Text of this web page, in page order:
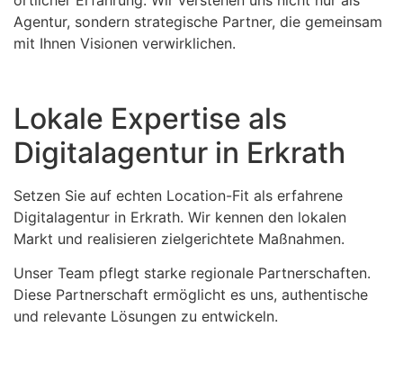
Agentur, sondern strategische Partner, die gemeinsam
mit Ihnen Visionen verwirklichen.
Lokale Expertise als
Digitalagentur in Erkrath
Setzen Sie auf echten Location-Fit als erfahrene
Digitalagentur in Erkrath. Wir kennen den lokalen
Markt und realisieren zielgerichtete Maßnahmen.
Unser Team pflegt starke regionale Partnerschaften.
Diese Partnerschaft ermöglicht es uns, authentische
und relevante Lösungen zu entwickeln.